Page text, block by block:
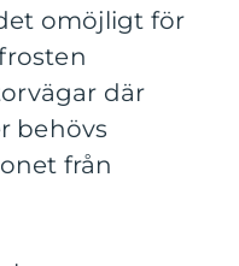
omöjligt för
där
behövs
från